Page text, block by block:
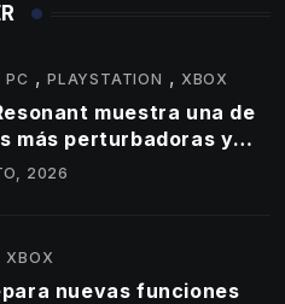
PC ,PLAYSTATION , XBOX
muestra una de
más perturbadoras y
detalles de su
2026
XBOX
nuevas funciones